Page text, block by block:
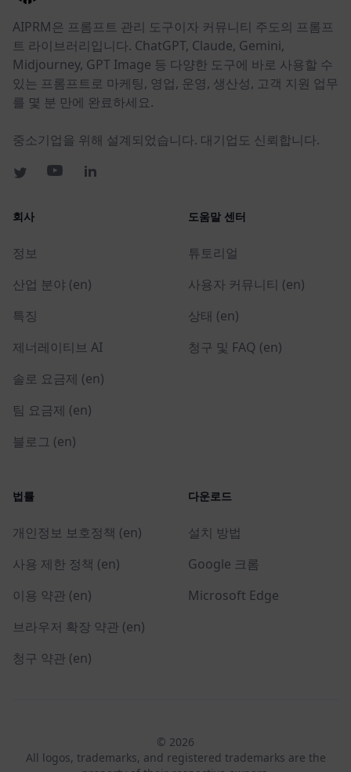
AIPRM은 프롬프트 관리 도구이자 커뮤니티 주도의 프롬프
트 라이브러리입니다. ChatGPT, Claude, Gemini,
Midjourney, GPT Image 등 다양한 도구에 바로 사용할 수
있는 프롬프트로 마케팅, 영업, 운영, 생산성, 고객 지원 업무
를 몇 분 만에 완료하세요.
중소기업을 위해 설계되었습니다. 대기업도 신뢰합니다.
회사
정보
산업 분야 (en)
특징
제너레이티브 AI
솔로 요금제 (en)
팀 요금제 (en)
블로그 (en)
도움말 센터
튜토리얼
사용자 커뮤니티 (en)
상태 (en)
청구 및 FAQ (en)
법률
개인정보 보호정책 (en)
사용 제한 정책 (en)
이용 약관 (en)
브라우저 확장 약관 (en)
청구 약관 (en)
다운로드
설치 방법
Google 크롬
Microsoft Edge
© 2026
All logos, trademarks, and registered trademarks are the